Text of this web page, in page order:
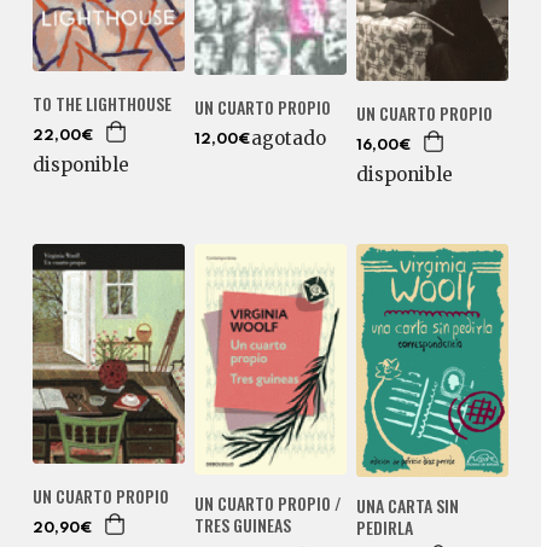
TO THE LIGHTHOUSE
22,00€
disponible
UN CUARTO PROPIO
12,00€agotado
UN CUARTO PROPIO
16,00€
disponible
UN CUARTO PROPIO
20,90€
UN CUARTO PROPIO /
TRES GUINEAS
UNA CARTA SIN
PEDIRLA